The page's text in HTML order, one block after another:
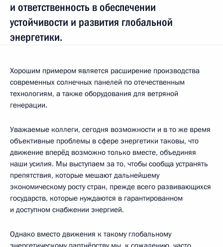
и ответственность в обеспечении
устойчивости и развития глобальной
энергетики.
Хорошим примером является расширение производства
современных солнечных панелей по отечественным
технологиям, а также оборудования для ветряной
генерации.
Уважаемые коллеги, сегодня возможности и в то же время
объективные проблемы в сфере энергетики таковы, что
движение вперёд возможно только вместе, объединяя
наши усилия. Мы выступаем за то, чтобы сообща устранять
препятствия, которые мешают дальнейшему
экономическому росту стран, прежде всего развивающихся
государств, которые нуждаются в гарантированном
и доступном снабжении энергией.
Однако вместо движения к такому глобальному